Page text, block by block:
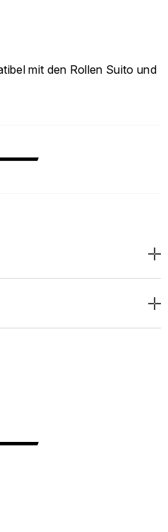
mit den Rollen Suito und